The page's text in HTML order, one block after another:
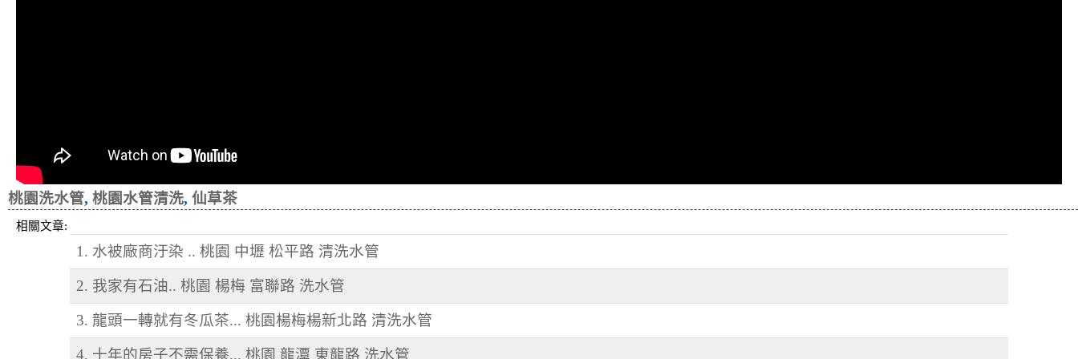
桃園洗水管, 桃園水管清洗, 仙草茶
相關文章:
1. 水被廠商汙染 .. 桃園 中壢 松平路 清洗水管
2. 我家有石油.. 桃園 楊梅 富聯路 洗水管
3. 龍頭一轉就有冬瓜茶... 桃園楊梅楊新北路 清洗水管
4. 十年的房子不需保養... 桃園 龍潭 東龍路 洗水管